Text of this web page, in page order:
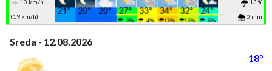
10 km/h
13 %
(19 km/h)
0 mm
Sreda - 12.08.2026
18°